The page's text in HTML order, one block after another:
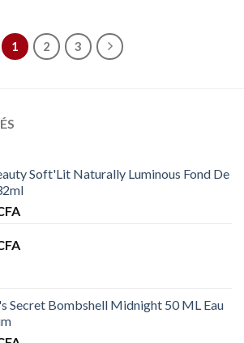
à
10.500 CFA
1 2 3
Soft'Lit Naturally Luminous Fond De
Secret Bombshell Midnight 50 ML Eau